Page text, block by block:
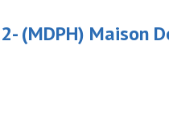
2- (MDPH) Maison